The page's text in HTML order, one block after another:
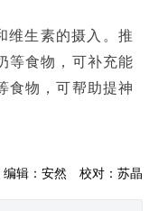
维生素的摄入。推
等食物，可补充能
食物，可帮助提神
编辑：安然 校对：苏晶